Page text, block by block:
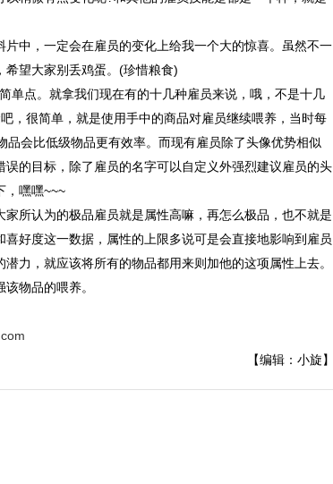
中，一定会在雇员的变化上给我一个大的惊喜。虽然不一
希望大家别丢鸡蛋。(珍惜粮食)
单点。就拿我们现在有的十几种雇员来说，哦，不是十几
，很简单，就是使用手中的商品对雇员继续喂养，当时每
会比低级物品更有效率。而现有雇员除了头像优势相似
的目标，除了雇员的名字可以自定义外强烈建议雇员的头
，嘿嘿~~~
所认为的极品雇员就是属性高嘛，再怎么极品，也不就是
好度这一数据，属性的上限多说可是会直接地影响到雇员
力，就应该将所有的物品都用来则加他的这项属性上去。
物品的喂养。
【编辑：小旋】